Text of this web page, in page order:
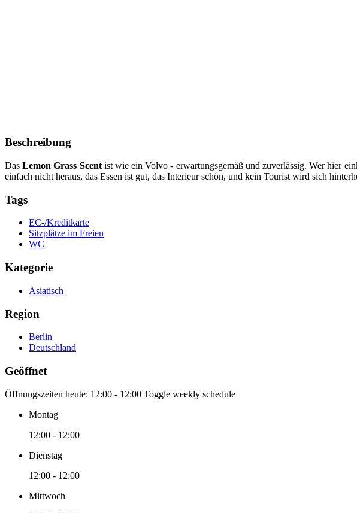
Beschreibung
DasLemon Grass Scentist wie ein Volvo - erwartungsgemäß und zuverlässig. Wer hier
einfach nicht heraus, das Essen ist gut, das Interieur schön, und kein Tourist wird sich
Tags
EC-/Kreditkarte
Sitzplätze im Freien
WC
Kategorie
Asiatisch
Region
Berlin
Deutschland
Geöffnet
Öffnungszeiten heute: 12:00 - 12:00 Toggle weekly schedule
Montag
12:00 - 12:00
Dienstag
12:00 - 12:00
Mittwoch